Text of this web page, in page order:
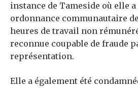
instance de Tameside où elle a
ordonnance communautaire
heures de travail non
reconnue coupable de fraude
représentation.
Elle a également été